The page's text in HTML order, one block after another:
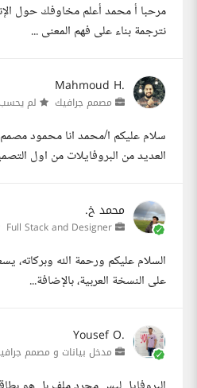
مرحبا أ محمد أعلم مخاوفك حول
نترجمة بناء على فهم المعنى ...
Mahmoud H.
مصمم جرافيك لم
العديد من البروفايلات من اول
محمد خ.
السلام عليكم ورحمة الله وبركاته،
على النسخة العربية، بالإضافة...
Yousef O.
مدخل بيانات و مصمم